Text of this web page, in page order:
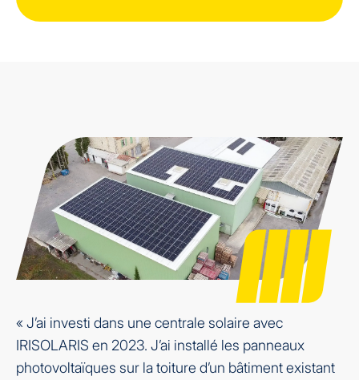
« J’ai investi dans une centrale solaire avec
IRISOLARIS en 2023. J’ai installé les panneaux
photovoltaïques sur la toiture d’un bâtiment existant